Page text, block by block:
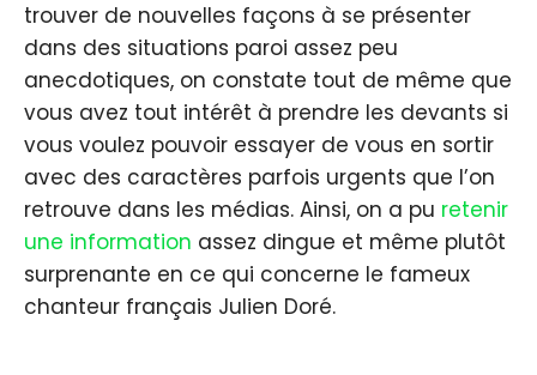
trouver de nouvelles façons à se présenter
dans des situations paroi assez peu
anecdotiques, on constate tout de même que
vous avez tout intérêt à prendre les devants si
vous voulez pouvoir essayer de vous en sortir
avec des caractères parfois urgents que l’on
retrouve dans les médias. Ainsi, on a pu retenir
une information assez dingue et même plutôt
surprenante en ce qui concerne le fameux
chanteur français Julien Doré.